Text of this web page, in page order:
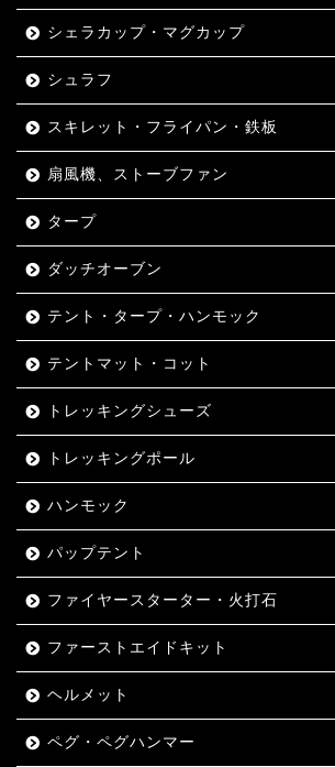
シェラカップ・マグカップ
シュラフ
スキレット・フライパン・鉄板
扇風機、ストーブファン
タープ
ダッチオーブン
テント・タープ・ハンモック
テントマット・コット
トレッキングシューズ
トレッキングポール
ハンモック
パップテント
ファイヤースターター・火打石
ファーストエイドキット
ヘルメット
ペグ・ペグハンマー